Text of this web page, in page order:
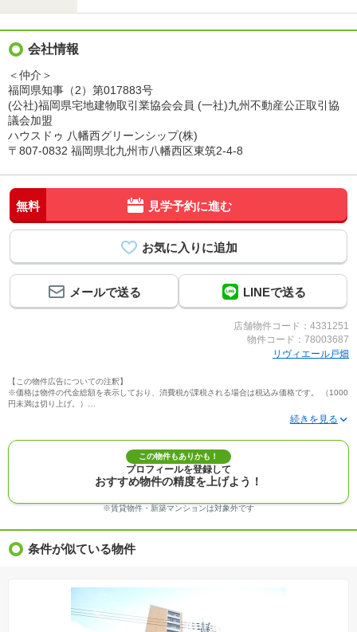
会社情報
＜仲介＞
福岡県知事（2）第017883号
(公社)福岡県宅地建物取引業協会会員 (一社)九州不動産公正取引協
議会加盟
ハウスドゥ 八幡西グリーンシップ(株)
〒807-0832 福岡県北九州市八幡西区東筑2-4-8
無料 見学予約に進む
メールで送る LINEで送る
店舗物件コード：4331251
物件コード：78003687
リヴィエール戸畑
【この物件広告についての注釈】
※価格は物件の代金総額を表示しており、消費税が課税される場合は税込み価格です。 （1000
円未満は切り上げ。）
※写真に写っている、またはパース（絵）や間取り図に描かれている家具や車などは、特にコ
※建築条件付き土地価格には、建物価格は含まれません。
※物件情報は、原則として情報提供日の２日前に最終確認した情報です。
※完成予想図はいずれも外構、植栽、外観等実際のものとは多少異なることがあります。
※モデルルーム・モデルハウス・展示場・ショールームの画像の場合、今回販売の物件と異な
※ＣＧ合成の画像の場合、実際とは多少異なる場合があります。
※物件特徴：販売戸数が複数の物件は、全ての住戸に該当しない項目もあります。
※価格更新：物件価格が変更された日から１週間表示されます。
の一例であって、プランの採用可否は任意です。
※土地（建築条件なし）で「建物プラン例」が表記してある時、そのプラン例は特定の建築請
負会社によるもので、当該建築請負会社以外で建てた場合、同様のものが同価格で建てられる
この物件もありかも！
プロフィールを登録して
おすすめ物件の精度を上げよう！
※賃貸物件・新築マンションは対象外です
条件が似ている物件